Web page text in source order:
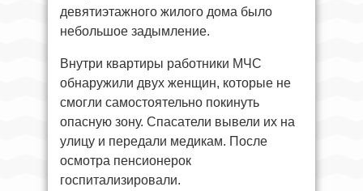
девятиэтажного жилого дома было
небольшое задымление.
Внутри квартиры работники МЧС
обнаружили двух женщин, которые не
смогли самостоятельно покинуть
опасную зону. Спасатели вывели их на
улицу и передали медикам. После
осмотра пенсионерок
госпитализировали.